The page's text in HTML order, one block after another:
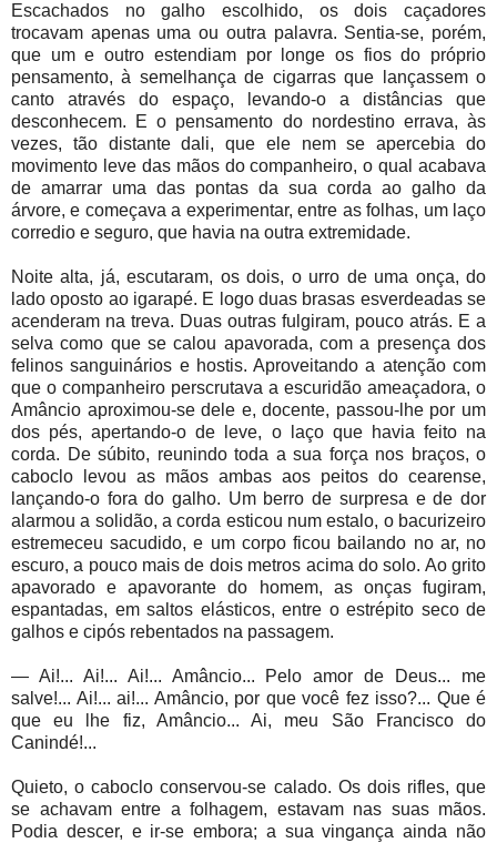
Escachados no galho escolhido, os dois caçadores
trocavam apenas uma ou outra palavra. Sentia-se, porém,
que um e outro estendiam por longe os fios do próprio
pensamento, à semelhança de cigarras que lançassem o
canto através do espaço, levando-o a distâncias que
desconhecem. E o pensamento do nordestino errava, às
vezes, tão distante dali, que ele nem se apercebia do
movimento leve das mãos do companheiro, o qual acabava
de amarrar uma das pontas da sua corda ao galho da
árvore, e começava a experimentar, entre as folhas, um laço
corredio e seguro, que havia na outra extremidade.
Noite alta, já, escutaram, os dois, o urro de uma onça, do
lado oposto ao igarapé. E logo duas brasas esverdeadas se
acenderam na treva. Duas outras fulgiram, pouco atrás. E a
selva como que se calou apavorada, com a presença dos
felinos sanguinários e hostis. Aproveitando a atenção com
que o companheiro perscrutava a escuridão ameaçadora, o
Amâncio aproximou-se dele e, docente, passou-lhe por um
dos pés, apertando-o de leve, o laço que havia feito na
corda. De súbito, reunindo toda a sua força nos braços, o
caboclo levou as mãos ambas aos peitos do cearense,
lançando-o fora do galho. Um berro de surpresa e de dor
alarmou a solidão, a corda esticou num estalo, o bacurizeiro
estremeceu sacudido, e um corpo ficou bailando no ar, no
escuro, a pouco mais de dois metros acima do solo. Ao grito
apavorado e apavorante do homem, as onças fugiram,
espantadas, em saltos elásticos, entre o estrépito seco de
galhos e cipós rebentados na passagem.
— Ai!... Ai!... Ai!... Amâncio... Pelo amor de Deus... me
salve!... Ai!... ai!... Amâncio, por que você fez isso?... Que é
que eu lhe fiz, Amâncio... Ai, meu São Francisco do
Canindé!...
Quieto, o caboclo conservou-se calado. Os dois rifles, que
se achavam entre a folhagem, estavam nas suas mãos.
Podia descer, e ir-se embora; a sua vingança ainda não